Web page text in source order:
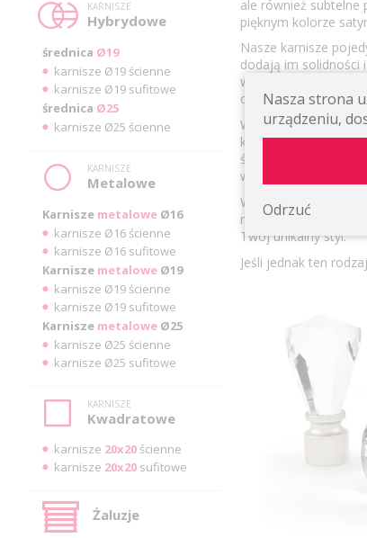
KARNISZE
Hybrydowe
średnica Ø19
karnisze Ø19 ścienne
karnisze Ø19 sufitowe
średnica Ø25
karnisze Ø25 ścienne
KARNISZE
Metalowe
Karnisze metalowe Ø16
karnisze Ø16 ścienne
karnisze Ø16 sufitowe
Karnisze metalowe Ø19
karnisze Ø19 ścienne
karnisze Ø19 sufitowe
Karnisze metalowe Ø25
karnisze Ø25 ścienne
karnisze Ø25 sufitowe
KARNISZE
Kwadratowe
karnisze 20x20 ścienne
karnisze 20x20 sufitowe
Żaluzje
ale również subtelne
pięknym kolorze
Nasze karnisze
dodają im solidności
wyborowi długości
oprawy okna.
Warto podkreślić, że
kółkom z żabkami
światła w
wybierzesz je do
Wybierając karnisze
między estetyką a
Twój unikalny styl.
Jeśli jednak ten
Nasza strona
urządzeniu,
Odrzuć